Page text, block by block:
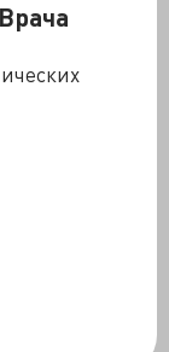
приемов пищи
в каких
с
моделей